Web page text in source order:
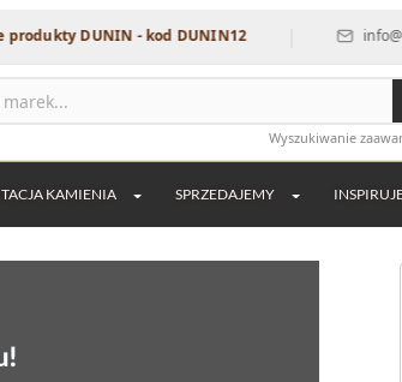
DUNIN - kod DUNIN12 |
Wyszukiwanie
KAMIENIA SPRZEDAJEMY